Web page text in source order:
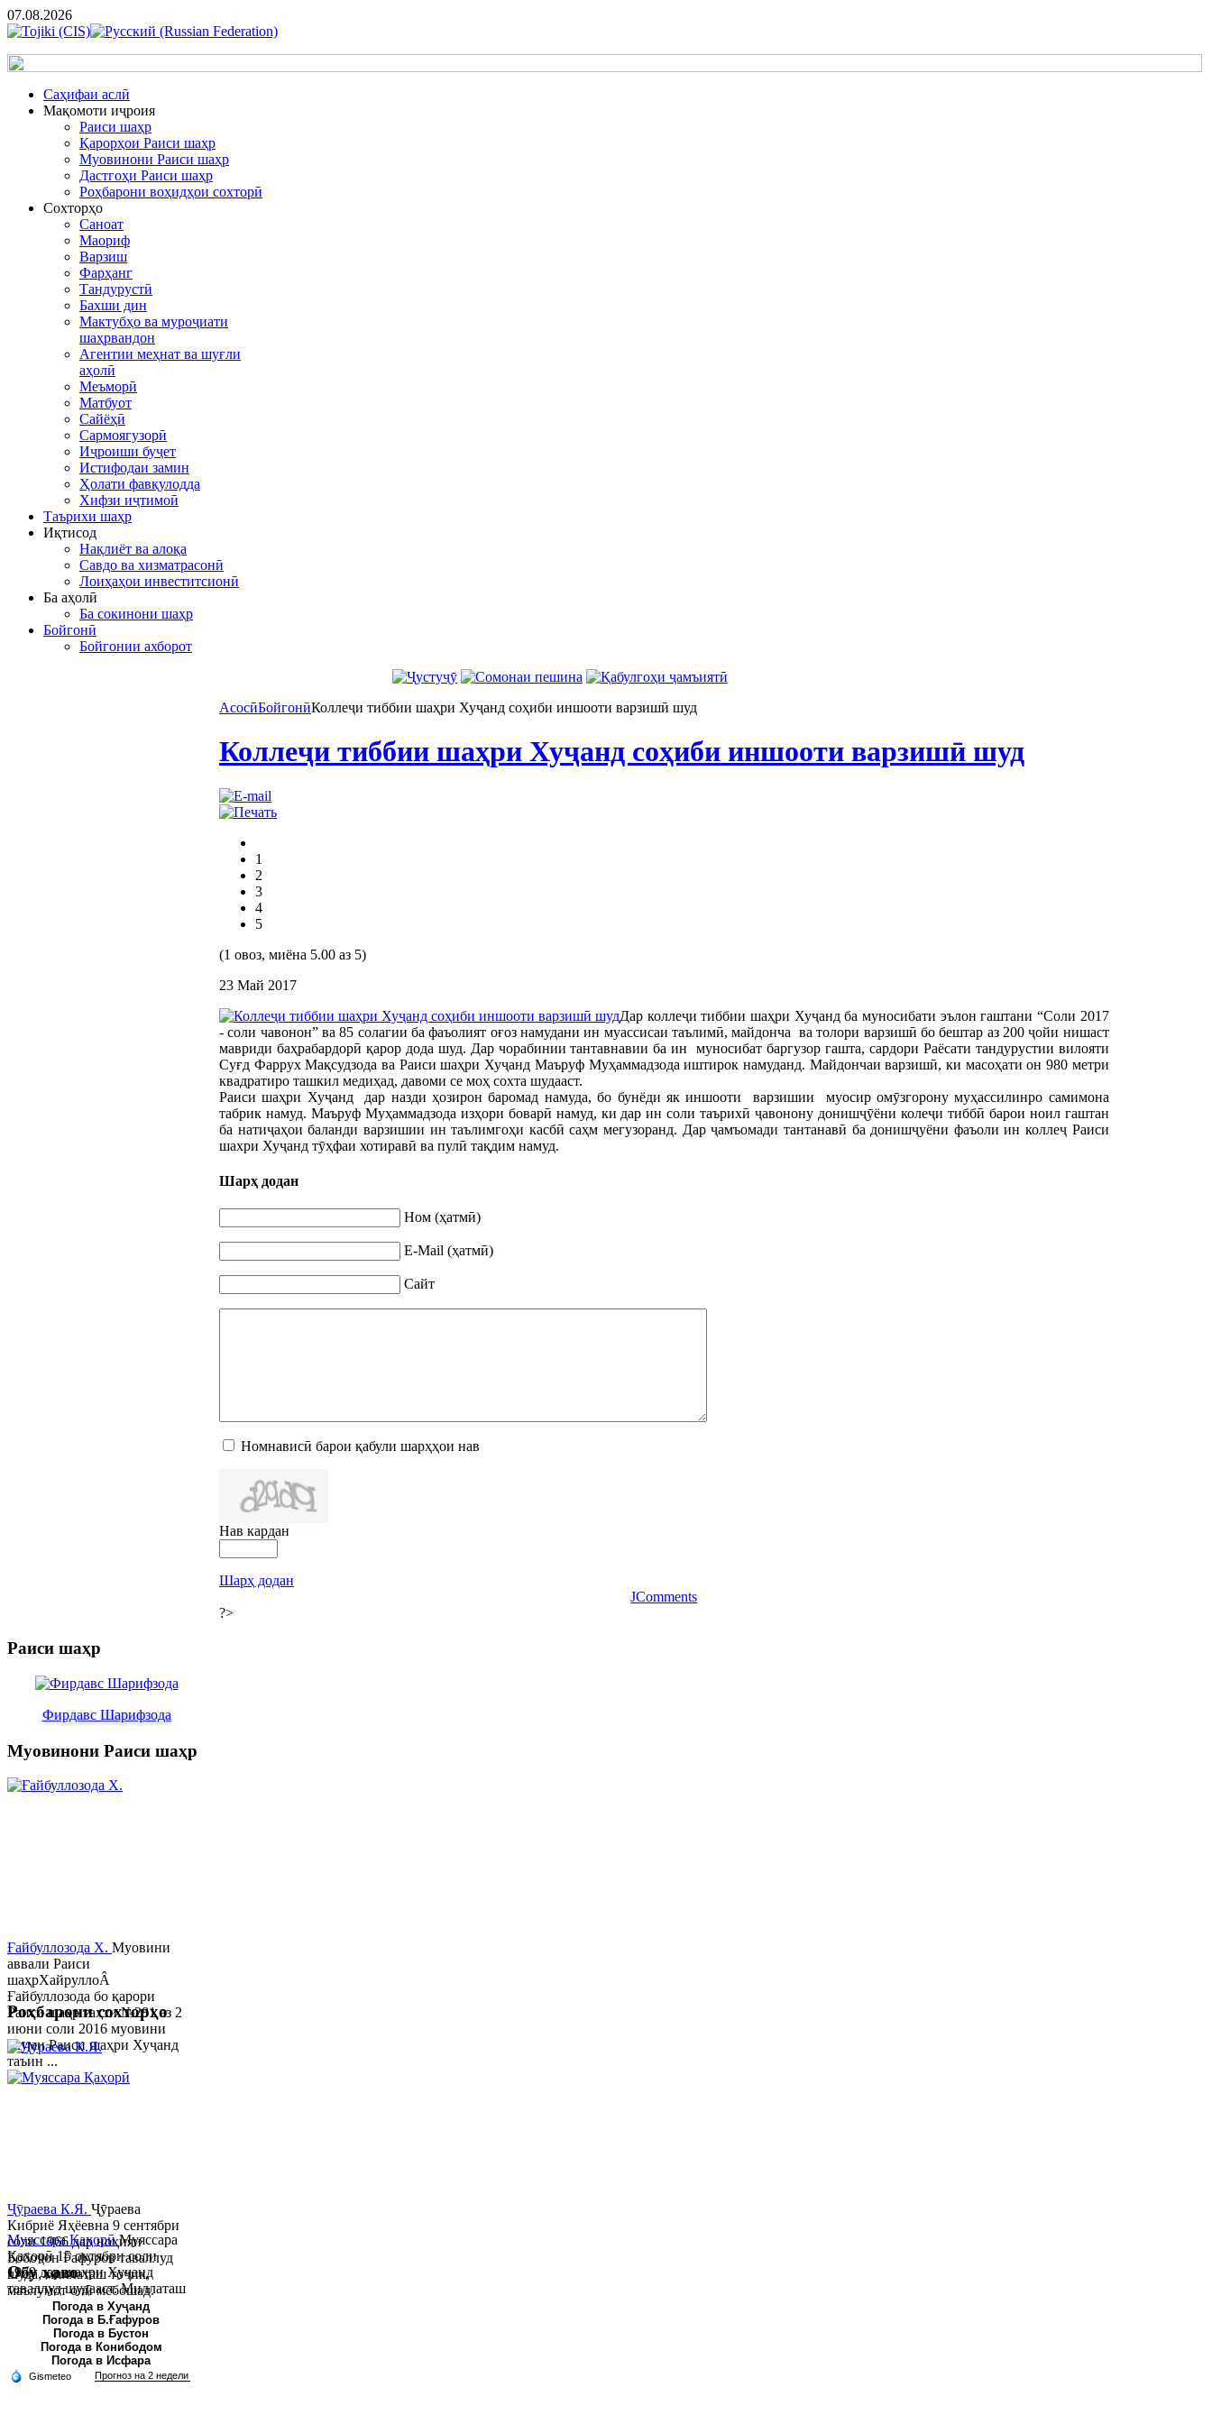
07.08.2026
Cаҳифаи аслӣ
Мақомоти иҷроия
Раиси шаҳр
Қарорҳои Раиси шаҳр
Муовинони Раиси шаҳр
Дастгоҳи Раиси шаҳр
Роҳбарони воҳидҳои сохторӣ
Сохторҳо
Саноат
Маориф
Варзиш
Фарҳанг
Тандурустӣ
Бахши дин
Мактубҳо ва муроҷиати
шаҳрвандон
Агентии меҳнат ва шуғли
аҳолӣ
Меъморӣ
Матбуот
Сайёҳӣ
Сармоягузорӣ
Иҷроиши буҷет
Истифодаи замин
Ҳолати фавқулодда
Хифзи иҷтимоӣ
Таърихи шаҳр
Иқтисод
Нақлиёт ва алоқа
Савдо ва хизматрасонӣ
Лоиҳаҳои инвеститсионӣ
Ба аҳолӣ
Ба сокинони шаҳр
Бойгонӣ
Бойгонии ахборот
АсосӣБойгонӣКоллеҷи тиббии шаҳри Хуҷанд соҳиби иншооти варзишӣ шуд
Коллеҷи тиббии шаҳри Хуҷанд соҳиби иншооти варзишӣ шуд
1
2
3
4
5
(1 овоз, миёна 5.00 аз 5)
23 Май 2017
Дар коллеҷи тиббии шаҳри Хуҷанд ба муносибати эълон гаштани “Соли 2017
- соли чавонон” ва 85 солагии ба фаъолият оғоз намудани ин муассисаи таълимӣ, майдонча ва толори варзишӣ бо бештар аз 200 ҷойи нишаст
мавриди баҳрабардорӣ қарор дода шуд. Дар чорабинии тантавнавии ба ин муносибат баргузор гашта, сардори Раёсати тандурустии вилояти
Суғд Фаррух Мақсудзода ва Раиси шаҳри Хуҷанд Маъруф Муҳаммадзода иштирок намуданд. Майдончаи варзишӣ, ки масоҳати он 980 метри
квадратиро ташкил медиҳад, давоми се моҳ сохта шудааст.
Раиси шаҳри Хуҷанд дар назди ҳозирон баромад намуда, бо бунёди як иншооти варзишии муосир омӯзгорону муҳассилинро самимона
табрик намуд. Маъруф Муҳаммадзода изҳори боварӣ намуд, ки дар ин соли таърихӣ ҷавонону донишҷӯёни колеҷи тиббӣ барои ноил гаштан
ба натиҷаҳои баланди варзишии ин таълимгоҳи касбӣ саҳм мегузоранд. Дар ҷамъомади тантанавӣ ба донишҷуёни фаъоли ин коллеҷ Раиси
шахри Хуҷанд тӯҳфаи хотиравӣ ва пулӣ тақдим намуд.
Шарҳ додан
Ном (ҳатмӣ)
E-Mail (ҳатмӣ)
Сайт
Номнависӣ барои қабули шарҳҳои нав
Нав кардан
Шарҳ додан
JComments
?>
Раиси шаҳр
Фирдавс Шарифзода
Муовинони Раиси шаҳр
Ғайбуллозода Х. Муовини
аввали Раиси
шаҳрХайруллоÂ
Ғайбуллозода бо қарори
Раиси шаҳр таҳти №281 аз 2
июни соли 2016 муовини
якуми Раиси шаҳри Хуҷанд
таъин ...
Муяссара ҚаҳорӣМуяссара
Қаҳорӣ 15 октябри соли
1979 дар шаҳри Хуҷанд
таваллуд шудааст. Миллаташ
тоҷик. Маълумот олӣ. Соли
2002 Донишгоҳи давлатии
Хуҷанд ба...
Роҳбарони сохторҳо
Ҷӯраева К.Я. Ҷӯраева
Кибриё Яҳёевна 9 сентябри
соли 1966 дар ноҳияи
Бобоҷон Ғафуров таваллуд
шуда, миллаташ тоҷик,
маълумот олӣ мебошад.
Соли 1997 Донишг...
Обу хаво
Погода в Хуҷанд
Погода в Б.Ғафуров
Погода в Бустон
Погода в Конибодом
Погода в Исфара